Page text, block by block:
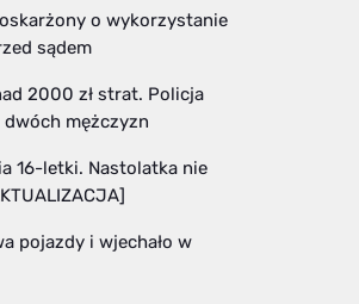
o wykorzystanie
sądem
2000 zł strat. Policja
mężczyzn
16-letki. Nastolatka nie
pojazdy i wjechało w